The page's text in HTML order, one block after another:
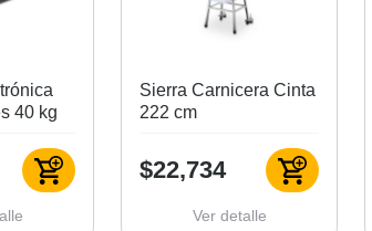
40 kg
Sierra Carnicera Cinta
222 cm
$22,734
Ver detalle